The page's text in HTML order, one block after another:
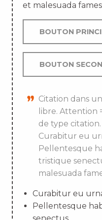
et malesuada
BOUTON
BOUTON
Citation dans
libre. Attention
de type citation.
Curabitur eu
Pellentesque
tristique
malesuada
Curabitur eu
Pellentesque